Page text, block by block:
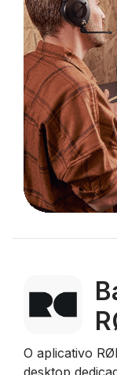
O aplicativo
desktop